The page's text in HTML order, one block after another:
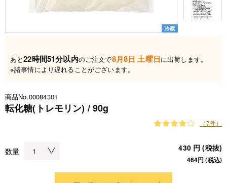
冷蔵
あと22時間51分以内のご注文で8月8日 土曜日に出荷します。
※諸事情により遅れることがございます。
商品No.00084301
転化糖(トレモリン) / 90g
（7件）
数量 430 円 (税抜)
464円 (税込)